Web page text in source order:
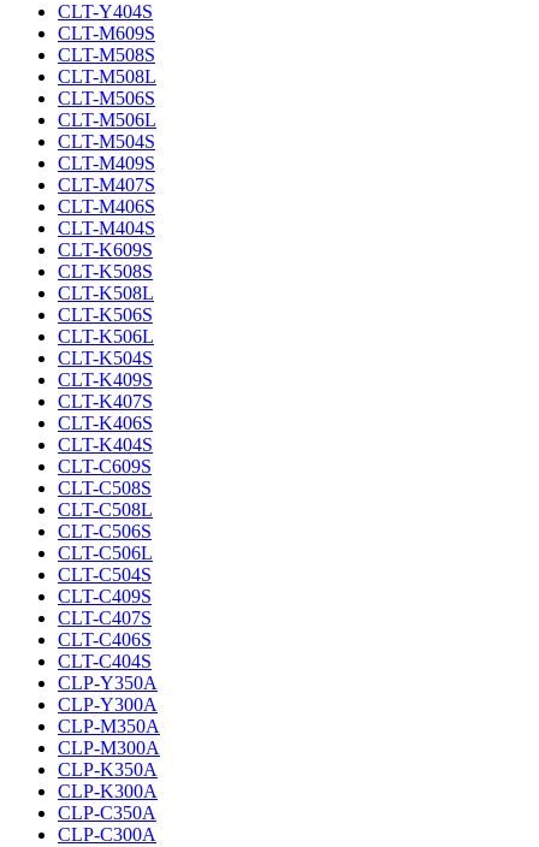
CLT-Y404S
CLT-M609S
CLT-M508S
CLT-M508L
CLT-M506S
CLT-M506L
CLT-M504S
CLT-M409S
CLT-M407S
CLT-M406S
CLT-M404S
CLT-K609S
CLT-K508S
CLT-K508L
CLT-K506S
CLT-K506L
CLT-K504S
CLT-K409S
CLT-K407S
CLT-K406S
CLT-K404S
CLT-C609S
CLT-C508S
CLT-C508L
CLT-C506S
CLT-C506L
CLT-C504S
CLT-C409S
CLT-C407S
CLT-C406S
CLT-C404S
CLP-Y350A
CLP-Y300A
CLP-M350A
CLP-M300A
CLP-K350A
CLP-K300A
CLP-C350A
CLP-C300A